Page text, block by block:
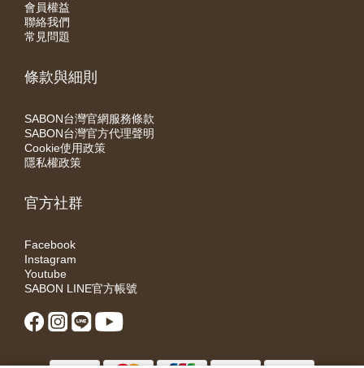
會員權益
聯絡我們
常見問題
條款與細則
SABON台灣官網服務條款
SABON台灣官方代理聲明
Cookie使用政策
隱私權政策
官方社群
Facebook
Instagram
Youtube
SABON LINE官方帳號